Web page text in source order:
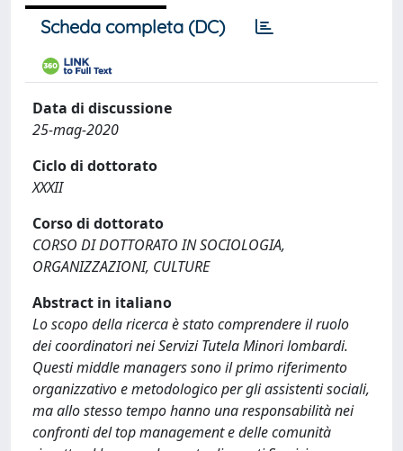
Scheda completa (DC)
Data di discussione
25-mag-2020
Ciclo di dottorato
XXXII
Corso di dottorato
CORSO DI DOTTORATO IN SOCIOLOGIA,
ORGANIZZAZIONI, CULTURE
Abstract in italiano
Lo scopo della ricerca è stato comprendere il ruolo
dei coordinatori nei Servizi Tutela Minori lombardi.
Questi middle managers sono il primo riferimento
organizzativo e metodologico per gli assistenti sociali,
ma allo stesso tempo hanno una responsabilità nei
confronti del top management e delle comunità